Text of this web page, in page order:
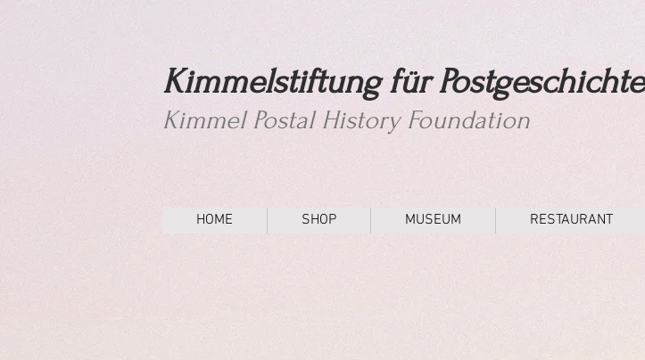
Kimmelstiftung für Postgeschichte
Kimmel Postal History Foundation
HOME SHOP MUSEUM RESTAURANT